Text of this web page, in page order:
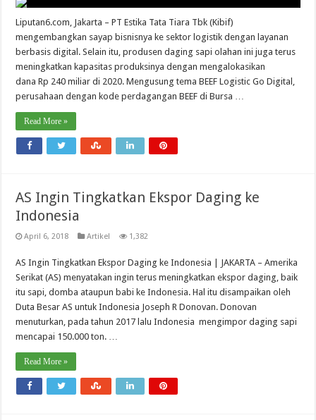
Liputan6.com, Jakarta – PT Estika Tata Tiara Tbk (Kibif)
mengembangkan sayap bisnisnya ke sektor logistik dengan layanan
berbasis digital. Selain itu, produsen daging sapi olahan ini juga terus
meningkatkan kapasitas produksinya dengan mengalokasikan
dana Rp 240 miliar di 2020. Mengusung tema BEEF Logistic Go Digital,
perusahaan dengan kode perdagangan BEEF di Bursa …
Read More »
AS Ingin Tingkatkan Ekspor Daging ke
Indonesia
April 6, 2018 Artikel 1,382
AS Ingin Tingkatkan Ekspor Daging ke Indonesia | JAKARTA – Amerika
Serikat (AS) menyatakan ingin terus meningkatkan ekspor daging, baik
itu sapi, domba ataupun babi ke Indonesia. Hal itu disampaikan oleh
Duta Besar AS untuk Indonesia Joseph R Donovan. Donovan
menuturkan, pada tahun 2017 lalu Indonesia mengimpor daging sapi
mencapai 150.000 ton. …
Read More »